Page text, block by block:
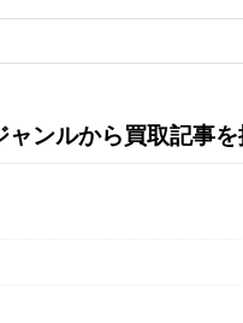
ャンルから買取記事